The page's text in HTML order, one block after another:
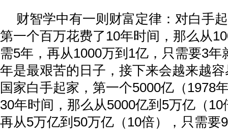
财智学中有一则财富定律：对白手
第一个百万花费了 10年时间，那么从
需5年，再从1000万到 1亿，只需要3年
年是最艰苦的日子，接下来会越来越
国家白手起家，第一个5000亿（ 1978
30年时间，那么从5000亿到 5万亿（ 10
再从5万亿到 50万亿（ 10倍），只需要9